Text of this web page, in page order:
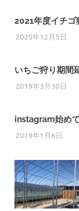
2021年度イチゴ
2020年12月5日
いちご狩り期間
2019年3月30日
instagram始め
2019年1月6日